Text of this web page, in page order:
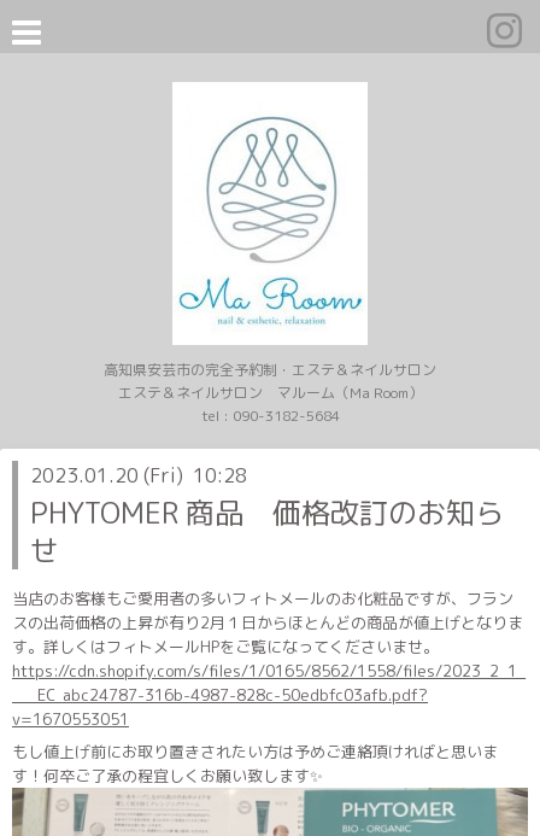
高知県安芸市の完全予約制・エステ＆ネイルサロン
エステ＆ネイルサロン マルーム（Ma Room）
tel : 090-3182-5684
2023.01.20 (Fri) 10:28
PHYTOMER 商品 価格改訂のお知ら
せ
当店のお客様もご愛用者の多いフィトメールのお化粧品ですが、フラン
スの出荷価格の上昇が有り2月１日からほとんどの商品が値上げとなりま
す。詳しくはフィトメールHPをご覧になってくださいませ。
https://cdn.shopify.com/s/files/1/0165/8562/1558/files/2023_2_1_
___EC_abc24787-316b-4987-828c-50edbfc03afb.pdf?
v=1670553051
もし値上げ前にお取り置きされたい方は予めご連絡頂ければと思いま
す！何卒ご了承の程宜しくお願い致します✨